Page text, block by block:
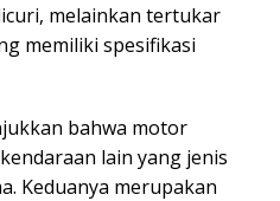
melainkan tertukar
memiliki spesifikasi
bahwa motor
lain yang jenis
Keduanya merupakan